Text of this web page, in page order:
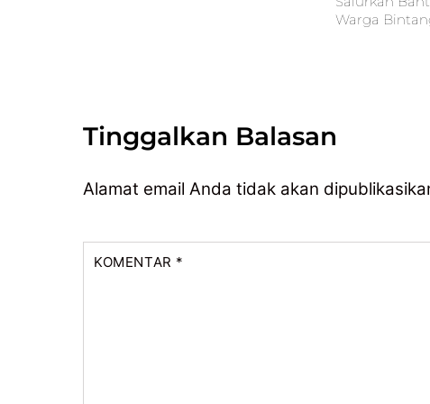
Warga
Tinggalkan Balasan
Alamat email Anda tidak akan
KOMENTAR *